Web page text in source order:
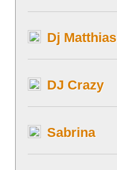
Dj Matthias
DJ Crazy
Sabrina